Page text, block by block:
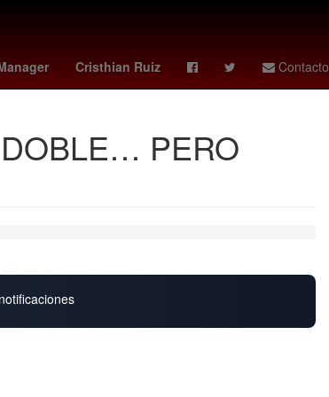
Cristhian Ruiz Contacto
melate 4095 carlos treviño
DOBLE… PERO